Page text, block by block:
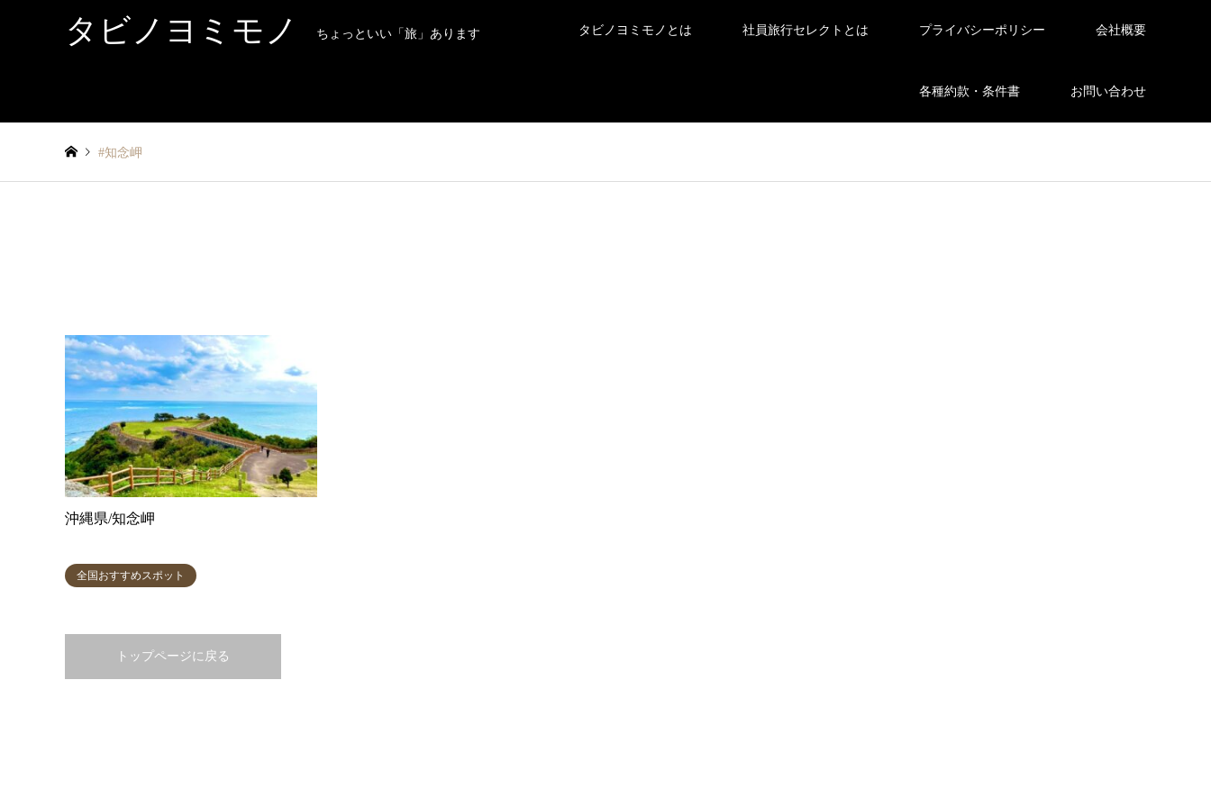
タビノヨミモノ ちょっといい「旅」あります タビノヨミモノとは 社員旅行セレクトとは プライバシーポリシー 会社概要
各種約款・条件書 お問い合わせ
#知念岬
沖縄県/知念岬
全国おすすめスポット
トップページに戻る